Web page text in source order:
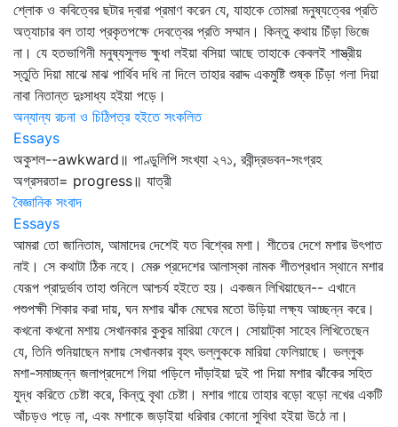
শ্লোক ও কবিত্বের ছটার দ্বারা প্রমাণ করেন যে, যাহাকে তোমরা মনুষ্যত্বের প্রতি
অত্যাচার বল তাহা প্রকৃতপক্ষে দেবত্বের প্রতি সম্মান। কিন্তু কথায় চিঁড়া ভিজে
না। যে হতভাগিনী মনুষ্যসুলভ ক্ষুধা লইয়া বসিয়া আছে তাহাকে কেবলই শাস্ত্রীয়
স্তুতি দিয়া মাঝে মাঝ পার্থিব দধি না দিলে তাহার বরাদ্দ একমুষ্টি শুষ্ক চিঁড়া গলা দিয়া
নাবা নিতান্ত দুঃসাধ্য হইয়া পড়ে।
অন্যান্য রচনা ও চিঠিপত্র হইতে সংকলিত
Essays
অকুশল--awkward॥ পাণ্ডুলিপি সংখ্যা ২৭১, রবীন্দ্রভবন-সংগ্রহ
অগ্রসরতা= progress॥ যাত্রী
বৈজ্ঞানিক সংবাদ
Essays
আমরা তো জানিতাম, আমাদের দেশেই যত বিশ্বের মশা। শীতের দেশে মশার উৎপাত
নাই। সে কথাটা ঠিক নহে। মেরু প্রদেশের আলাস্কা নামক শীতপ্রধান স্থানে মশার
যেরূপ প্রাদুর্ভাব তাহা শুনিলে আশ্চর্য হইতে হয়। একজন লিখিয়াছেন-- এখানে
পশুপক্ষী শিকার করা দায়, ঘন মশার ঝাঁক মেঘের মতো উড়িয়া লক্ষ্য আচ্ছন্ন করে।
কখনো কখনো মশায় সেখানকার কুকুর মারিয়া ফেলে। সোয়াট্‌কা সাহেব লিখিতেছেন
যে, তিনি শুনিয়াছেন মশায় সেখানকার বৃহৎ ভল্লুককে মারিয়া ফেলিয়াছে। ভল্লুক
মশা-সমাচ্ছন্ন জলাপ্রদেশে গিয়া পড়িলে দাঁড়াইয়া দুই পা দিয়া মশার ঝাঁকের সহিত
যুদ্ধ করিতে চেষ্টা করে, কিন্তু বৃথা চেষ্টা। মশার গায়ে তাহার বড়ো বড়ো নখের একটি
আঁচড়ও পড়ে না, এবং মশাকে জড়াইয়া ধরিবার কোনো সুবিধা হইয়া উঠে না।